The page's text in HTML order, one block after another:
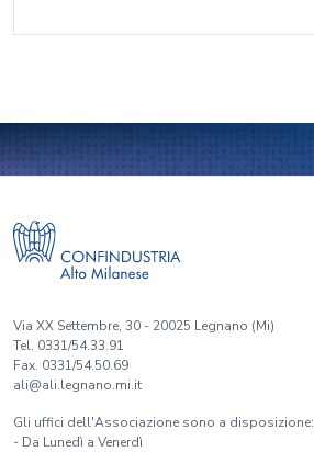
Via XX Settembre, 30 - 20025 Legnano (Mi)
Tel. 0331/54.33.91
Fax. 0331/54.50.69
ali@ali.legnano.mi.it
Gli uffici dell'Associazione sono a disposizione:
- Da Lunedì a Venerdì